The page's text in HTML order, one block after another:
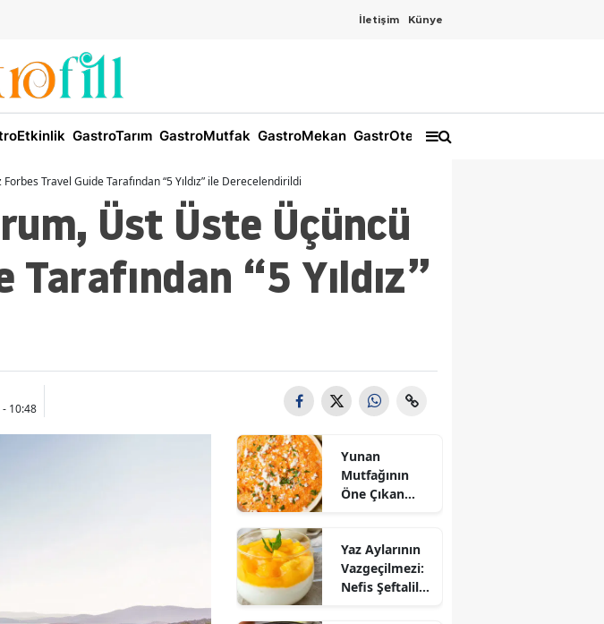
İletişim Künye
GastroTarım GastroMutfak GastroMekan GastrOtel
Travel Guide Tarafından “5 Yıldız” ile Derecelendirildi
Üst Üste Üçüncü
“5 Yıldız”
10:48
Yunan
Mutfağının
Öne Çıkan
Nasıl Yapılır?
Yaz Aylarının
Vazgeçilmezi:
Nefis Şeftalili